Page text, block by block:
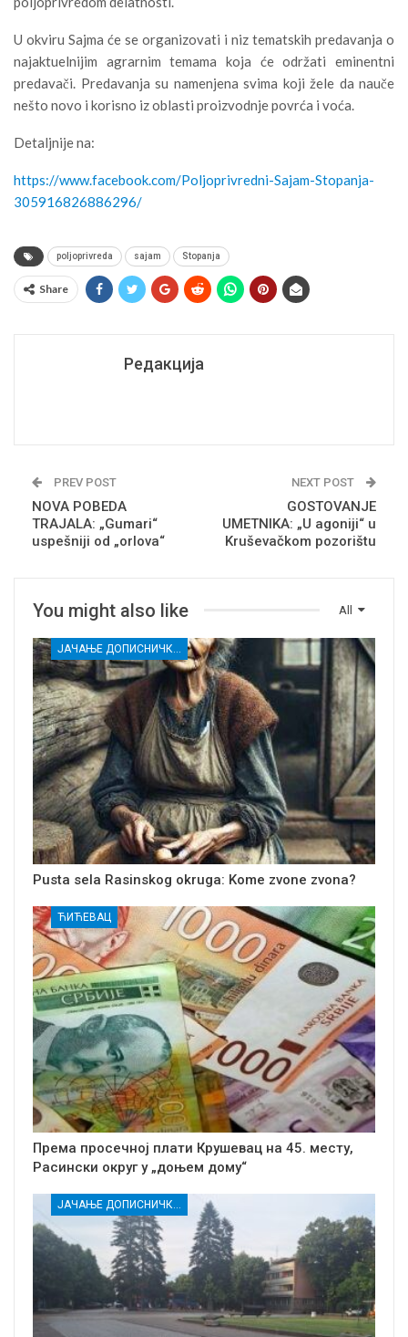
U okviru Sajma će se organizovati i niz tematskih predavanja o
najaktuelnijim agrarnim temama koja će održati eminentni
predavači. Predavanja su namenjena svima koji žele da nauče
nešto novo i korisno iz oblasti proizvodnje povrća i voća.
Detaljnije na:
https://www.facebook.com/Poljoprivredni-Sajam-Stopanja-
305916826886296/
poljoprivreda sajam Stopanja
Share
Редакција
PREV POST
NOVA POBEDA
TRAJALA: „Gumari“
uspešniji od „orlova“
NEXT POST
GOSTOVANJE
UMETNIKA: „U agoniji“ u
Kruševačkom pozorištu
All
You might also like
ЈАЧАЊЕ ДОПИСНИЧКЕ МРЕЖЕ НЕЗАВИСНИХ МЕДИЈА У РАСИНСКОМ ОКРУГУ
Pusta sela Rasinskog okruga: Kome zvone zvona?
ЋИЋЕВАЦ
Према просечној плати Крушевац на 45. месту,
Расински округ у „доњем дому“
ЈАЧАЊЕ ДОПИСНИЧКЕ МРЕЖЕ НЕЗАВИСНИХ МЕДИЈА У РАСИНСКОМ ОКРУГУ